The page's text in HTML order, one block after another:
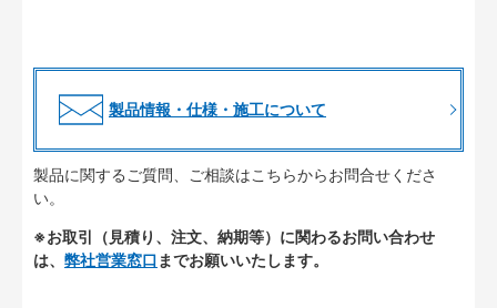
製品情報・仕様・施工について
製品に関するご質問、ご相談はこちらからお問合せくださ
い。
※お取引（見積り、注文、納期等）に関わるお問い合わせ
は、 弊社営業窓口 までお願いいたします。